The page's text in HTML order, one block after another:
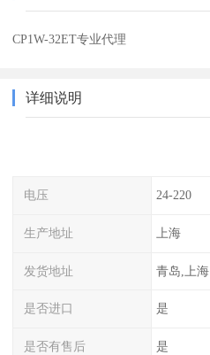
CP1W-32ET专业代理
详细说明
电压 24-220
生产地址 上海
发货地址 青岛,上海
是否进口 是
是否有售后 是